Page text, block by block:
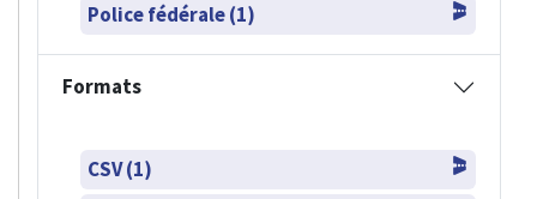
Police fédérale (1)
Formats
CSV (1)